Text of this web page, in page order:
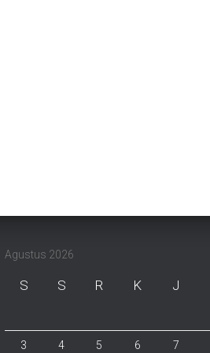
Agustus 2026
S S R K J
3 4 5 6 7